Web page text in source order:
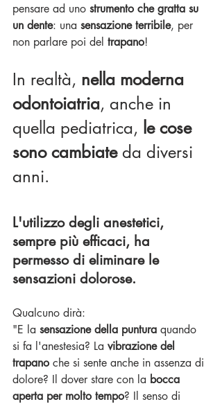
pensare ad uno strumento che gratta su
un dente: una sensazione terribile, per
non parlare poi del trapano!
In realtà, nella moderna
odontoiatria, anche in
quella pediatrica, le cose
sono cambiate da diversi
anni.
L'utilizzo degli anestetici,
sempre più efficaci, ha
permesso di eliminare le
sensazioni dolorose.
Qualcuno dirà:
"E la sensazione della puntura quando
si fa l'anestesia? La vibrazione del
trapano che si sente anche in assenza di
dolore? Il dover stare con la bocca
aperta per molto tempo? Il senso di